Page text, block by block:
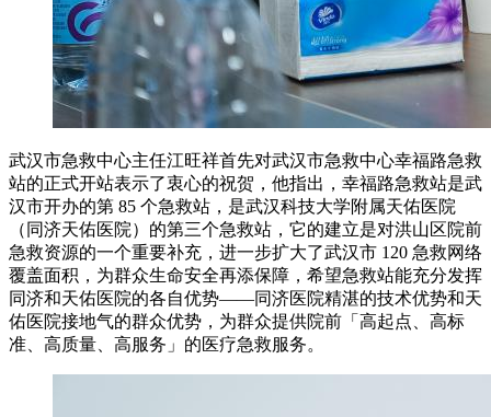
武汉市急救中心主任江旺祥首先对武汉市急救中心幸福路急救
站的正式开站表示了衷心的祝贺，他指出，幸福路急救站是武
汉市开办的第 85 个急救站，是武汉科技大学附属天佑医院
（同济天佑医院）的第三个急救站，它的建立是对洪山区院前
急救资源的一个重要补充，进一步扩大了武汉市 120 急救网络
覆盖面积，为群众生命安全再添保障，希望急救站能充分发挥
同济和天佑医院的各自优势——同济医院精湛的技术优势和天
佑医院接地气的群众优势，为群众提供院前「高起点、高标
准、高质量、高服务」的医疗急救服务。